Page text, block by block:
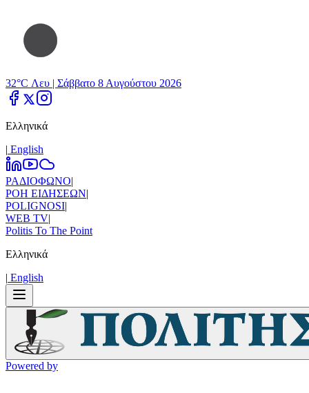
32°C Λευ | Σάββατο 8 Αυγούστου 2026
Ελληνικά
| Εnglish
ΡΑΔΙΟΦΩΝΟ|
ΡΟΗ ΕΙΔΗΣΕΩΝ|
POLIGNOSI|
WEB TV|
Politis To The Point
Ελληνικά
| Εnglish
Powered by